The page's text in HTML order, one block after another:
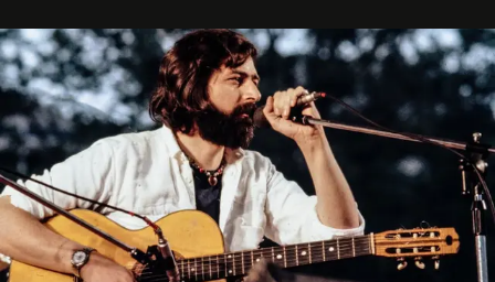
uno dei documenti più contemporanei che abbiamo.